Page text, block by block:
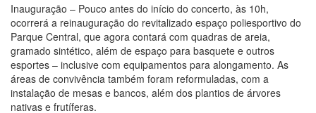
Inauguração – Pouco antes do início do concerto, às 10h,
ocorrerá a reinauguração do revitalizado espaço poliesportivo do
Parque Central, que agora contará com quadras de areia,
gramado sintético, além de espaço para basquete e outros
esportes – inclusive com equipamentos para alongamento. As
áreas de convivência também foram reformuladas, com a
instalação de mesas e bancos, além dos plantios de árvores
nativas e frutíferas.